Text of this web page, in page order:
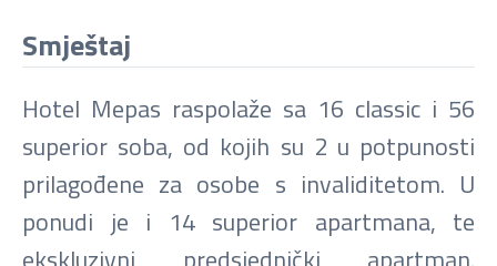
Smještaj
Hotel Mepas raspolaže sa 16 classic i 56
superior soba, od kojih su 2 u potpunosti
prilagođene za osobe s invaliditetom. U
ponudi je i 14 superior apartmana, te